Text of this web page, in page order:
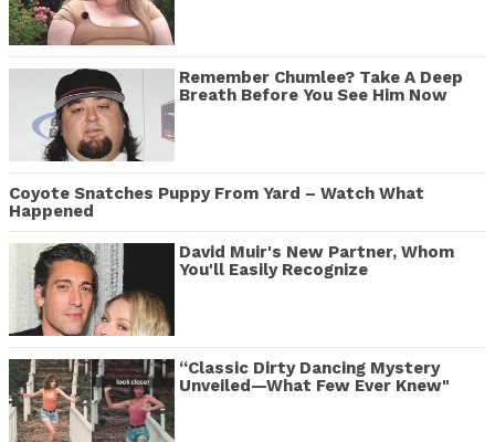
Remember Chumlee? Take A Deep
Breath Before You See Him Now
Coyote Snatches Puppy From Yard – Watch What
Happened
David Muir's New Partner, Whom
You'll Easily Recognize
“Classic Dirty Dancing Mystery
Unveiled—What Few Ever Knew"